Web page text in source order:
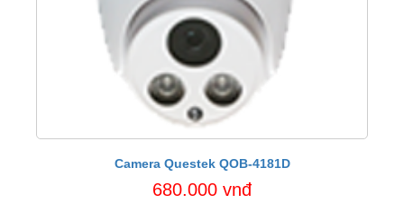
Camera Questek QOB-4181D
680.000 vnđ